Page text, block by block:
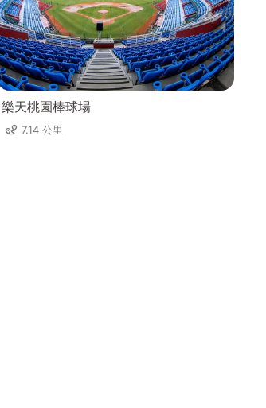
樂天桃園棒球場
7.14 公里